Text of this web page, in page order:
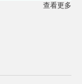
查看更多